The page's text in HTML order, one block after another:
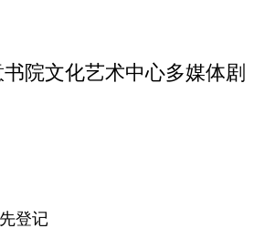
院文化艺术中心多媒体剧
登记